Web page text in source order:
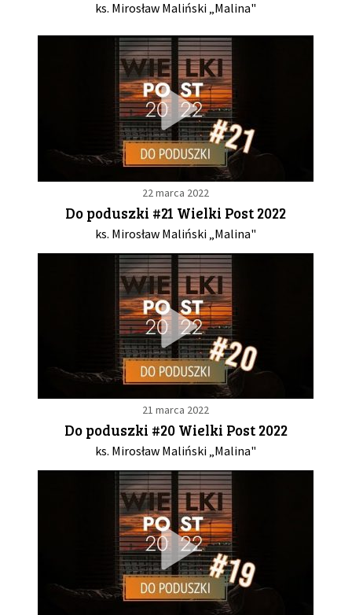
ks. Mirosław Maliński „Malina"
22 marca 2022
Do poduszki #21 Wielki Post 2022
ks. Mirosław Maliński „Malina"
21 marca 2022
Do poduszki #20 Wielki Post 2022
ks. Mirosław Maliński „Malina"